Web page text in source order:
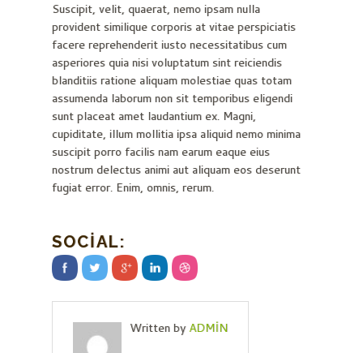
Suscipit, velit, quaerat, nemo ipsam nulla
provident similique corporis at vitae perspiciatis
facere reprehenderit iusto necessitatibus cum
asperiores quia nisi voluptatum sint reiciendis
blanditiis ratione aliquam molestiae quas totam
assumenda laborum non sit temporibus eligendi
sunt placeat amet laudantium ex. Magni,
cupiditate, illum mollitia ipsa aliquid nemo minima
suscipit porro facilis nam earum eaque eius
nostrum delectus animi aut aliquam eos deserunt
fugiat error. Enim, omnis, rerum.
SOCIAL:
Written by ADMIN